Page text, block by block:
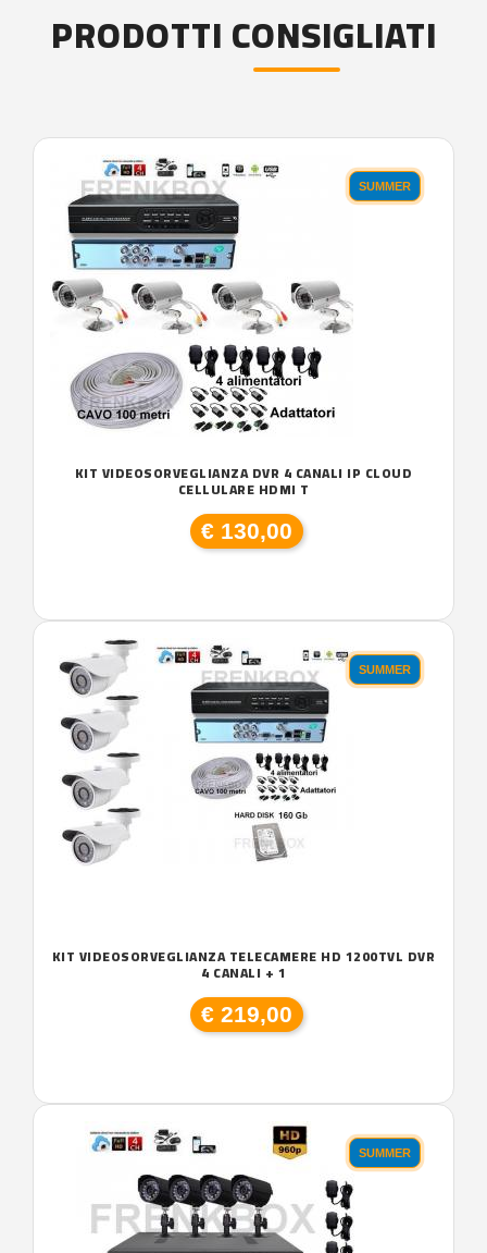
PRODOTTI CONSIGLIATI
SUMMER
KIT VIDEOSORVEGLIANZA DVR 4 CANALI IP CLOUD
CELLULARE HDMI T
€ 130,00
SUMMER
KIT VIDEOSORVEGLIANZA TELECAMERE HD 1200TVL DVR
4 CANALI + 1
€ 219,00
SUMMER